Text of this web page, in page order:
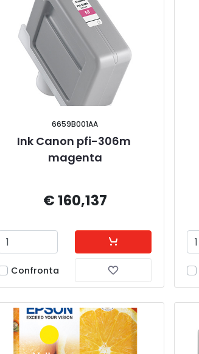
6659B001AA
Ink Canon pfi-306m
magenta
€ 160,137
Confronta